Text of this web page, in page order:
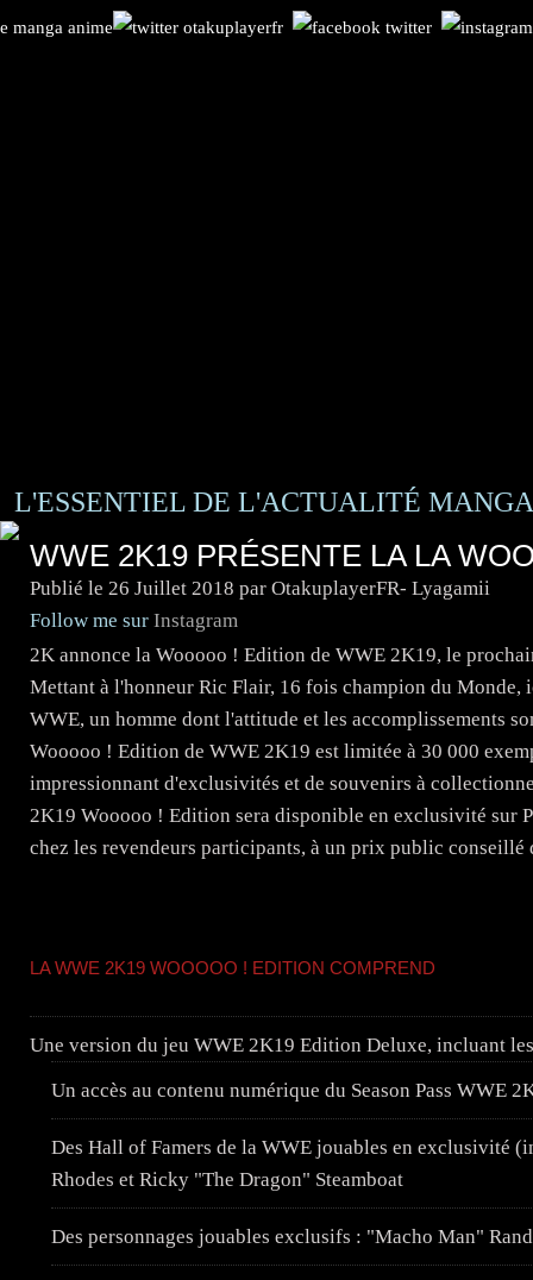
L'ESSENTIEL DE L'ACTUALITÉ
WWE 2K19 PRÉSENTE LA LA
Publié le 26 Juillet 2018 par OtakuplayerFR- Lyagamii
Follow me sur Instagram
2K annonce la Wooooo ! Edition de WWE 2K19, le
Mettant à l'honneur Ric Flair, 16 fois champion du
WWE, un homme dont l'attitude et les accomplissements
Wooooo ! Edition de WWE 2K19 est limitée à 30 000
impressionnant d'exclusivités et de souvenirs à
2K19 Wooooo ! Edition sera disponible en exclusivité sur
chez les revendeurs participants, à un prix public conseillé
LA WWE 2K19 WOOOOO ! EDITION COMPREND
Une version du jeu WWE 2K19 Edition Deluxe, incluant
Un accès au contenu numérique du Season Pass WWE
Des Hall of Famers de la WWE jouables en exclusivité
Rhodes et Ricky "The Dragon" Steamboat
Des personnages jouables exclusifs : "Macho Man"